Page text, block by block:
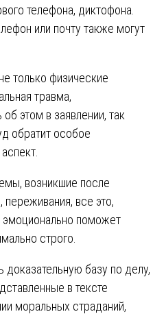
телефона, диктофона.
или почту также могут
только физические
травма,
этом в заявлении, так
обратит особое
возникшие после
переживания, все это,
поможет
строго.
доказательную базу по делу,
в тексте
моральных страданий,